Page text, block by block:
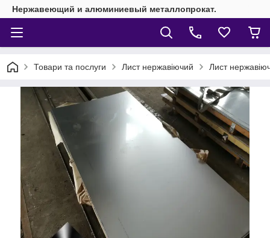
Нержавеющий и алюминиевый металлопрокат.
Товари та послуги Лист нержавіючий Лист